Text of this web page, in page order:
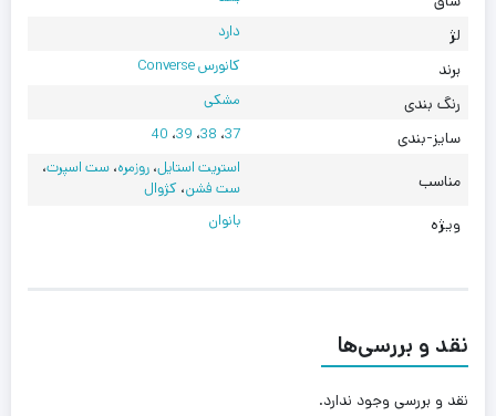
لژ دارد
برند کانورس Converse
رنگ بندی مشکی
سایز-بندی 37، 38، 39، 40
مناسب
استریت استایل،روزمره،ست اسپرت،
ست فشن، کژوال
ویژه بانوان
نقد و بررسی‌ها
نقد و بررسی وجود ندارد.